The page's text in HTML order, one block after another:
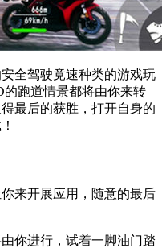
全驾驶竟速种类的游戏玩
跑道情景都将由你来转
最后的获胜，打开自身的
来开展应用，随意的最后
你进行，试着一脚油门踏